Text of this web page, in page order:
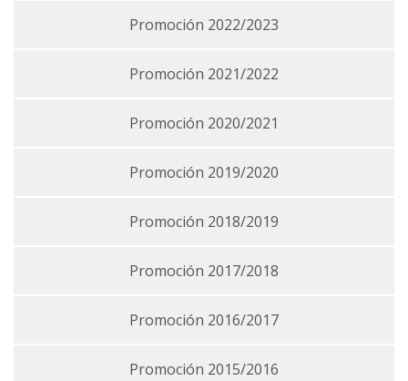
Promoción 2022/2023
Promoción 2021/2022
Promoción 2020/2021
Promoción 2019/2020
Promoción 2018/2019
Promoción 2017/2018
Promoción 2016/2017
Promoción 2015/2016